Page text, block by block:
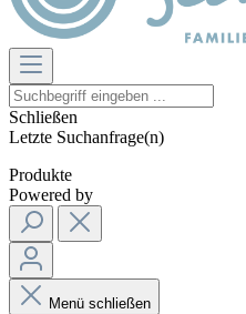
Schließen
Letzte Suchanfrage(n)
Produkte
Powered by
Menü schließen